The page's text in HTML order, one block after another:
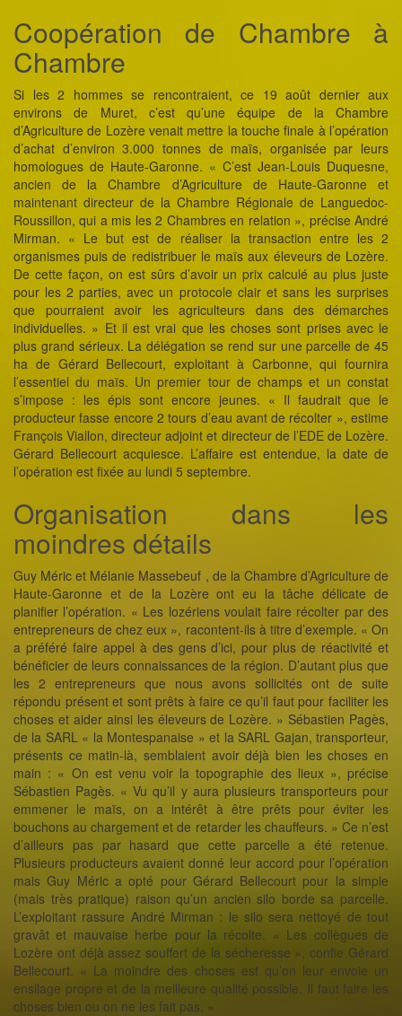
Coopération de Chambre à
Chambre
Si les 2 hommes se rencontraient, ce 19 août dernier aux
environs de Muret, c’est qu’une équipe de la Chambre
d’Agriculture de Lozère venait mettre la touche finale à l’opération
d’achat d’environ 3.000 tonnes de maïs, organisée par leurs
homologues de Haute-Garonne. « C’est Jean-Louis Duquesne,
ancien de la Chambre d’Agriculture de Haute-Garonne et
maintenant directeur de la Chambre Régionale de Languedoc-
Roussillon, qui a mis les 2 Chambres en relation », précise André
Mirman. « Le but est de réaliser la transaction entre les 2
organismes puis de redistribuer le maïs aux éleveurs de Lozère.
De cette façon, on est sûrs d’avoir un prix calculé au plus juste
pour les 2 parties, avec un protocole clair et sans les surprises
que pourraient avoir les agriculteurs dans des démarches
individuelles. » Et il est vrai que les choses sont prises avec le
plus grand sérieux. La délégation se rend sur une parcelle de 45
ha de Gérard Bellecourt, exploitant à Carbonne, qui fournira
l’essentiel du maïs. Un premier tour de champs et un constat
s’impose : les épis sont encore jeunes. « Il faudrait que le
producteur fasse encore 2 tours d’eau avant de récolter », estime
François Viallon, directeur adjoint et directeur de l’EDE de Lozère.
Gérard Bellecourt acquiesce. L’affaire est entendue, la date de
l’opération est fixée au lundi 5 septembre.
Organisation dans les
moindres détails
Guy Méric et Mélanie Massebeuf , de la Chambre d’Agriculture de
Haute-Garonne et de la Lozère ont eu la tâche délicate de
planifier l’opération. « Les lozériens voulait faire récolter par des
entrepreneurs de chez eux », racontent-ils à titre d’exemple. « On
a préféré faire appel à des gens d’ici, pour plus de réactivité et
bénéficier de leurs connaissances de la région. D’autant plus que
les 2 entrepreneurs que nous avons sollicités ont de suite
répondu présent et sont prêts à faire ce qu’il faut pour faciliter les
choses et aider ainsi les éleveurs de Lozère. » Sébastien Pagès,
de la SARL « la Montespanaise » et la SARL Gajan, transporteur,
présents ce matin-là, semblaient avoir déjà bien les choses en
main : « On est venu voir la topographie des lieux », précise
Sébastien Pagès. « Vu qu’il y aura plusieurs transporteurs pour
emmener le maïs, on a intérêt à être prêts pour éviter les
bouchons au chargement et de retarder les chauffeurs. » Ce n’est
d’ailleurs pas par hasard que cette parcelle a été retenue.
Plusieurs producteurs avaient donné leur accord pour l’opération
mais Guy Méric a opté pour Gérard Bellecourt pour la simple
(mais très pratique) raison qu’un ancien silo borde sa parcelle.
L’exploitant rassure André Mirman : le silo sera nettoyé de tout
gravât et mauvaise herbe pour la récolte. « Les collègues de
Lozère ont déjà assez souffert de la sécheresse », confie Gérard
Bellecourt. « La moindre des choses est qu’on leur envoie un
ensilage propre et de la meilleure qualité possible. Il faut faire les
choses bien ou on ne les fait pas. »